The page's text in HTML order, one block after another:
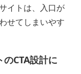
イトは、入口が
せてしまいやす
CTA設計に